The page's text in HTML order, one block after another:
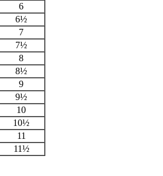
6
6½
7
7½
8
8½
9
9½
10
10½
11
11½